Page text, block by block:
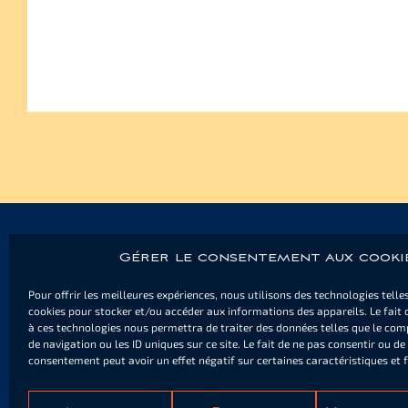
Gérer le consentement aux
Pour offrir les meilleures expériences, nous utilisons des technologies
cookies pour stocker et/ou accéder aux informations des appareils. Le fait
à ces technologies nous permettra de traiter des données telles que le
de navigation ou les ID uniques sur ce site. Le fait de ne pas consentir ou
consentement peut avoir un effet négatif sur certaines caractéristiques et
DAS DORF
Besuchen
Unterhaltung & Infos
Geschäfte & Dienstleistungen
Unterkunft
DIE
CAP
Externe